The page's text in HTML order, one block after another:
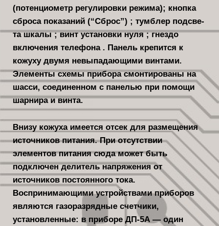
(потенциометр ре­гулировки режима); кнопка
сброса по­казаний (“Сброс”) ; тумблер подсве­
та шкалы ; винт установки нуля ; гнездо
включения телефона . Панель крепится к
кожуху двумя невыпадаю­щими винтами.
Элементы схемы прибо­ра смонтированы на
шасси, соединен­ном с панелью при помощи
шарнира и винта.
Внизу кожуха имеется отсек для размещения
источников питания. При отсутствии
элементов питания сюда мо­жет быть
подключен делитель напряжения от
источников постоянного тока.
Воспринимающими устройствами приборов
являются газоразрядные счетчики,
установленные: в приборе ДП-5А — один